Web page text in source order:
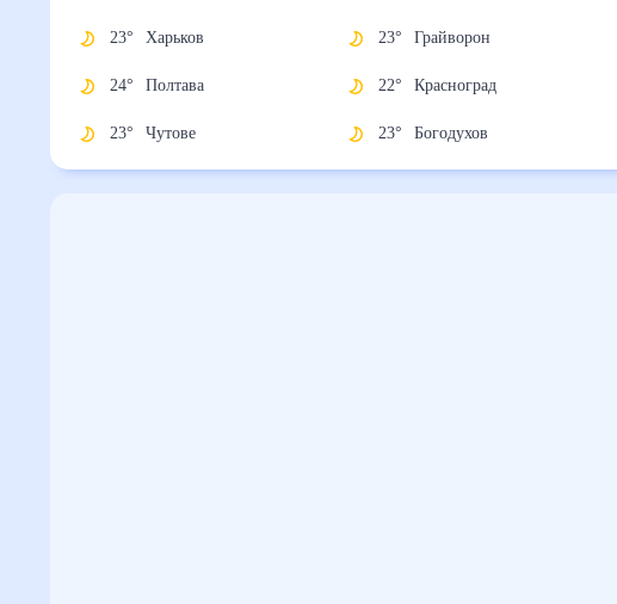
23° Харьков
24° Полтава
23° Чутове
23° Грайворон
22° Красноград
23° Богодухов